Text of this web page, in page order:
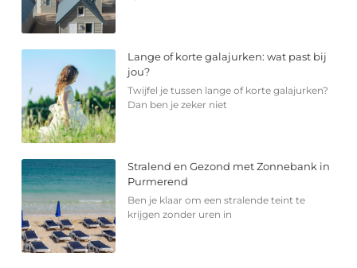
Lange of korte galajurken: wat past bij
jou?
Twijfel je tussen lange of korte galajurken?
Dan ben je zeker niet
Stralend en Gezond met Zonnebank in
Purmerend
Ben je klaar om een stralende teint te
krijgen zonder uren in